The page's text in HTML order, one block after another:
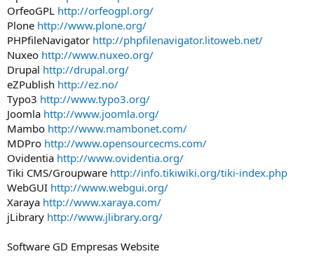
OrfeoGPL http://orfeogpl.org/
Plone http://www.plone.org/
PHPfileNavigator http://phpfilenavigator.litoweb.net/
Nuxeo http://www.nuxeo.org/
Drupal http://drupal.org/
eZPublish http://ez.no/
Typo3 http://www.typo3.org/
Joomla http://www.joomla.org/
Mambo http://www.mambonet.com/
MDPro http://www.opensourcecms.com/
Ovidentia http://www.ovidentia.org/
Tiki CMS/Groupware http://info.tikiwiki.org/tiki-index.php
WebGUI http://www.webgui.org/
Xaraya http://www.xaraya.com/
jLibrary http://www.jlibrary.org/
Software GD Empresas Website